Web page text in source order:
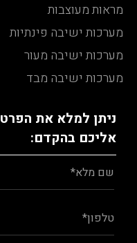
מראות מעוצבות
מערכות ישיבה פינתיות
מערכות ישיבה מעור
מערכות ישיבה מבד
ניתן למלא את
אליכם בהקדם: